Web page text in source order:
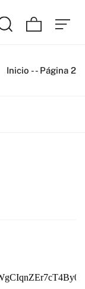
Inicio -- Página 2